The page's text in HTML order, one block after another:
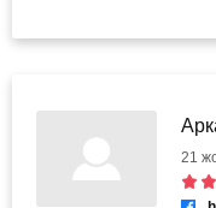
21